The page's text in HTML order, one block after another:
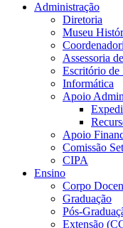
Administração
Diretoria
Museu
Assessoria
Escritório de
Informática
Apoio
Apoio
Comissão
CIPA
Ensino
Corpo
Graduação
Pós-
Extensão